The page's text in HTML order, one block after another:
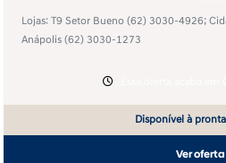
Lojas: T9 Setor Bueno (62) 3030-4926;
Anápolis (62) 3030-1273
Disponível à
Ver oferta